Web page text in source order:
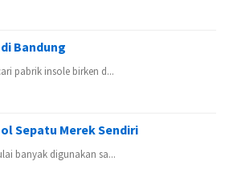
Bandung
pabrik insole birken d...
Sepatu Merek Sendiri
banyak digunakan sa...